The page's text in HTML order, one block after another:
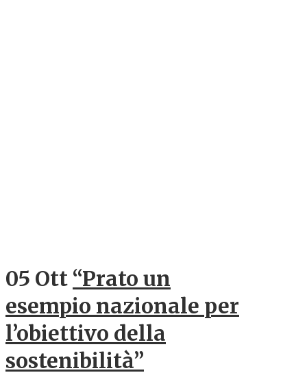
05 Ott “Prato un
esempio nazionale per
l’obiettivo della
sostenibilità”